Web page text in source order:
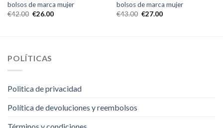
bolsos de marca mujer
€42.00 €26.00
bolsos de marca mujer
€43.00 €27.00
POLÍTICAS
Politica de privacidad
Política de devoluciones y reembolsos